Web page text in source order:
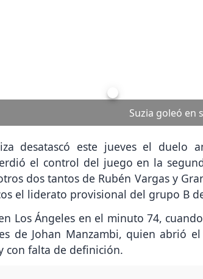
Suiza
desatascó este jueves el duelo
el control del juego en la
dos tantos de Rubén Vargas y
el liderato provisional del grupo B
Los Ángeles en el minuto 74,
de Johan Manzambi, quien abrió
con falta de definición.